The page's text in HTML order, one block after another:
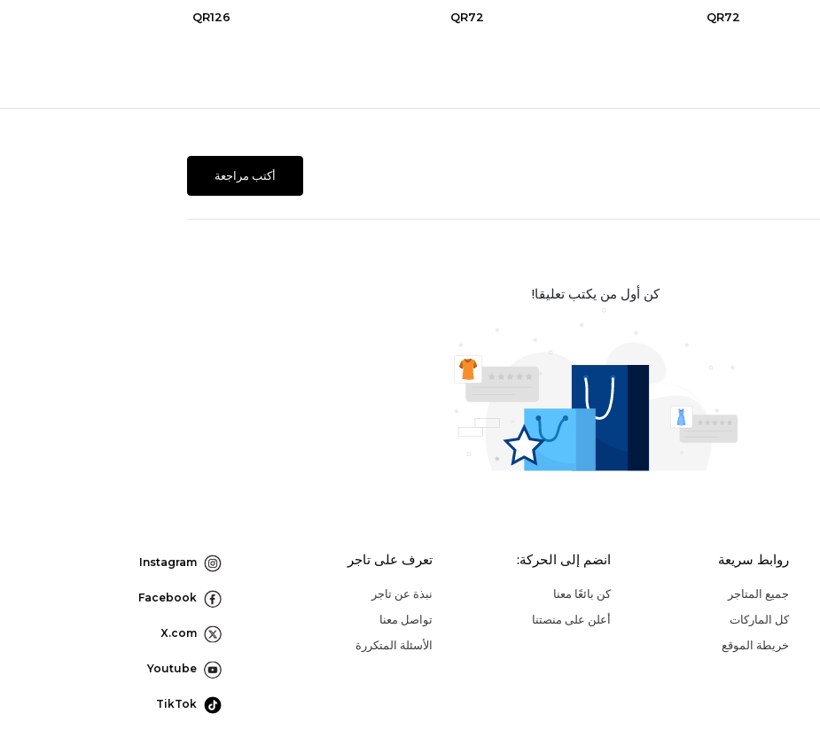
QR72
QR72
QR126
أكتب مراجعة
كن أول من يكتب تعليقا!
روابط سريعة
جميع المتاجر
كل الماركات
خريطة الموقع
انضم إلى الحركة:
كن بائعًا معنا
أعلن على منصتنا
تعرف على تاجر
نبذة عن تاجر
تواصل معنا
الأسئلة المتكررة
Instagram
Facebook
X.com
Youtube
TikTok